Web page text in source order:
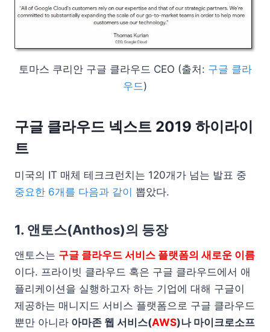
토마스 쿠리안 구글 클라우드 CEO (출처: 구글 클라
우드)
구글 클라우드 넥스트 2019 하이라이
트
미국의 IT 매체 테크크런치는 120개가 넘는 발표 중
중요한 6개를 다음과 같이 뽑았다.
1. 앤토스(Anthos)의 등장
앤토스는 구글 클라우드 서비스 플랫폼의 새로운 이름
이다. 프라이빗 클라우드 혹은 구글 클라우드에서 애
플리케이션을 실행하고자 하는 기업에 대해 구글이
제공하는 매니지드 서비스 플랫폼으로 구글 클라우드
뿐만 아니라 아마존 웹 서비스(AWS)나 마이크로소프